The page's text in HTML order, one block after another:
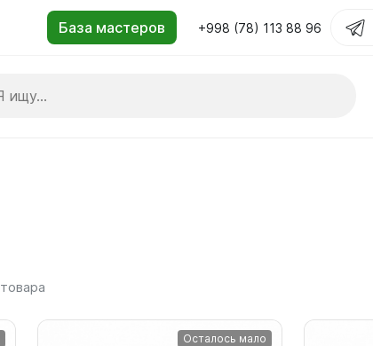
+998 (78) 113 88 96
товара
Осталось мало